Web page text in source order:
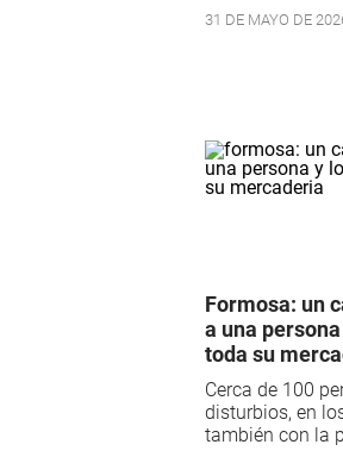
31 DE MAYO DE
Formosa: un
a una
toda su
Cerca de 100
disturbios, en
también con la